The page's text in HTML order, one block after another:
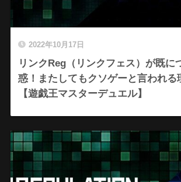
2022年10月17日
リンクReg（リンクフェス）が既に
惑！またしてもクソゲーと言われる
【遊戯王マスターデュエル】